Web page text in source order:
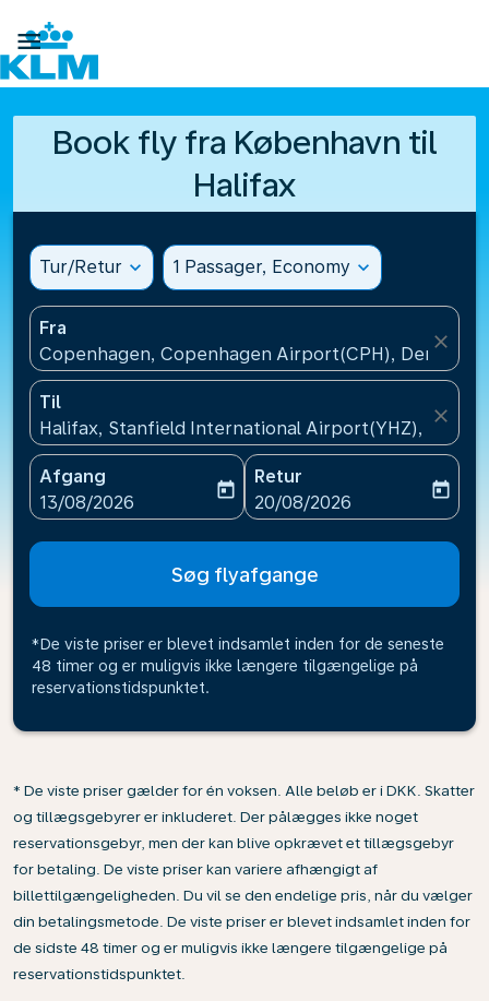

Book fly fra København til
Halifax
Tur/Retur expand_more 1 Passager, Economy expand_more
Fra
Copenhagen, Copenhagen Airport(CPH), Denmark
close
Til
Halifax, Stanfield International Airport(YHZ),
close
Afgang
fc-booking-departure-date-aria-label
13/08/2026
today
Retur
fc-booking-return-date-
20/08/2026
today
Søg flyafgange
*De viste priser er blevet indsamlet inden for de seneste
48 timer og er muligvis ikke længere tilgængelige på
reservationstidspunktet.
* De viste priser gælder for én voksen. Alle beløb er i DKK. Skatter
og tillægsgebyrer er inkluderet. Der pålægges ikke noget
reservationsgebyr, men der kan blive opkrævet et tillægsgebyr
for betaling. De viste priser kan variere afhængigt af
billettilgængeligheden. Du vil se den endelige pris, når du vælger
din betalingsmetode. De viste priser er blevet indsamlet inden for
de sidste 48 timer og er muligvis ikke længere tilgængelige på
reservationstidspunktet.